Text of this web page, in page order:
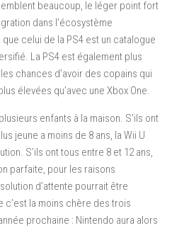
beaucoup, le léger point fort
dans l’écosystème
celui de la PS4 est un catalogue
La PS4 est également plus
chances d’avoir des copains qui
élevées qu’avec une Xbox One.
enfants à la maison. S’ils ont
jeune a moins de 8 ans, la Wii U
S’ils ont tous entre 8 et 12 ans,
parfaite, pour les raisons
d’attente pourrait être
c’est la moins chère des trois
prochaine : Nintendo aura alors